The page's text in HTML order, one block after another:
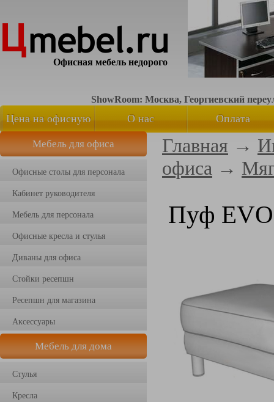
Офисная мебель недорого
ShowRoom: Москва, Георгиевский
Цена на офисную
мебель
О нас Оплата
Мебель для офиса
Офисные столы для персонала
Кабинет руководителя
Мебель для персонала
Офисные кресла и стулья
Диваны для офиса
Стойки ресепшн
Ресепшн для магазина
Аксессуары
Мебель для дома
Стулья
Кресла
Главная →
офиса →
Пуф